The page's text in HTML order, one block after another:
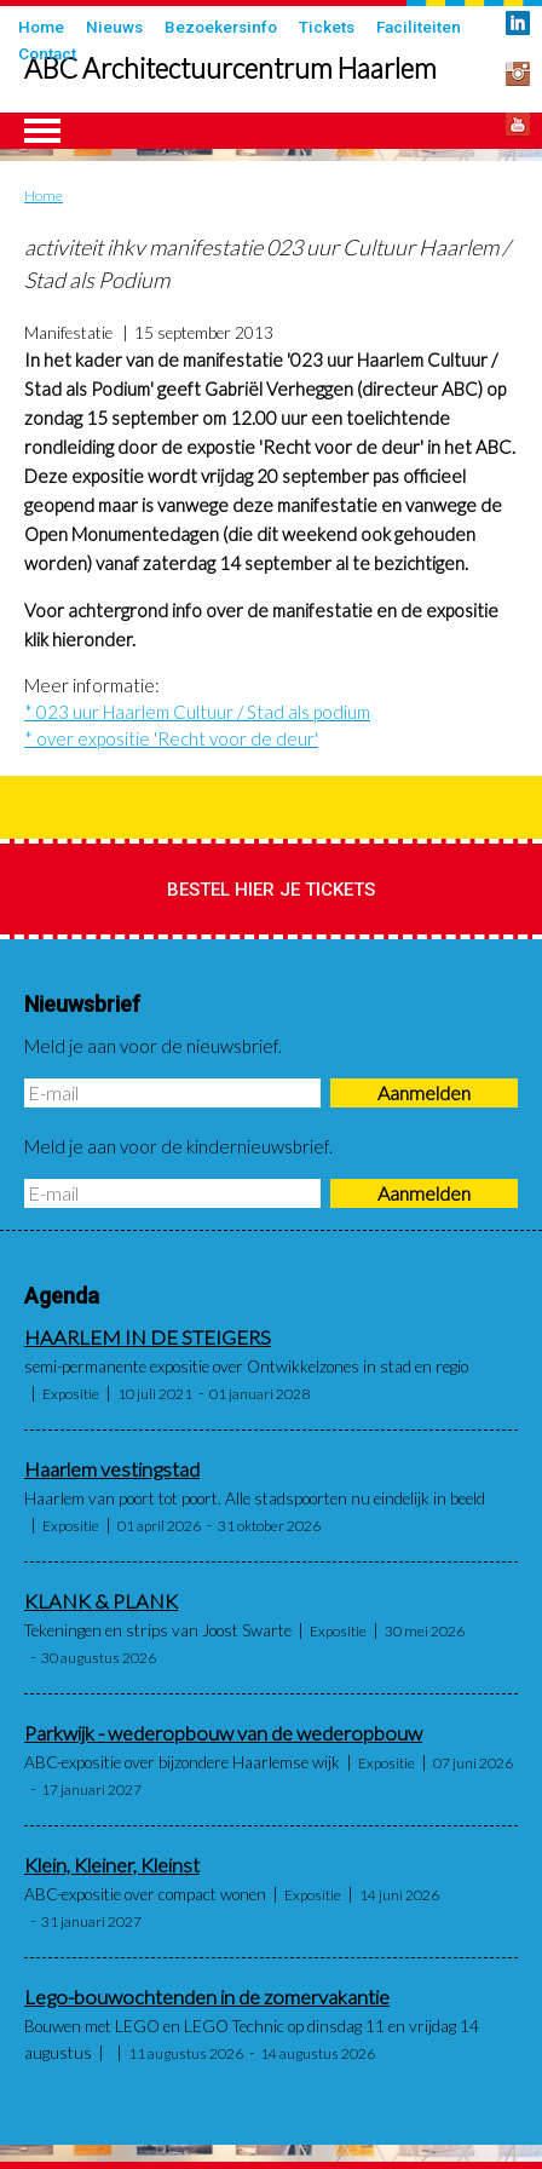
Overslaan
en
naar
inhoud
gaan
Submenu
Home Nieuws Bezoekersinfo Tickets
Faciliteiten
Contact
ABC Architectuurcentrum Haarlem
Kruimelpad
Home
activiteit ihkv manifestatie 023 uur Cultuur Haarlem /
Stad als Podium
Manifestatie 15 september 2013
In het kader van de manifestatie '023 uur Haarlem Cultuur /
Stad als Podium' geeft Gabriël Verheggen (directeur ABC) op
zondag 15 september om 12.00 uur een toelichtende
rondleiding door de expostie 'Recht voor de deur' in het ABC.
Deze expositie wordt vrijdag 20 september pas officieel
geopend maar is vanwege deze manifestatie en vanwege de
Open Monumentedagen (die dit weekend ook gehouden
worden) vanaf zaterdag 14 september al te bezichtigen.
Voor achtergrond info over de manifestatie en de expositie
klik hieronder.
Meer informatie:
* 023 uur Haarlem Cultuur / Stad als podium
* over expositie 'Recht voor de deur'
BESTEL HIER JE TICKETS
Nieuwsbrief
Meld je aan voor de nieuwsbrief.
Meld je aan voor de kindernieuwsbrief.
Agenda
HAARLEM IN DE STEIGERS
semi-permanente expositie over Ontwikkelzones in stad en regio
Expositie 10 juli 2021 01 januari 2028
Haarlem vestingstad
Haarlem van poort tot poort. Alle stadspoorten nu eindelijk in beeld
Expositie 01 april 2026 31 oktober 2026
KLANK & PLANK
Tekeningen en strips van Joost Swarte Expositie
30 mei 2026
30 augustus 2026
Parkwijk - wederopbouw van de wederopbouw
ABC-expositie over bijzondere Haarlemse wijk Expositie
07 juni 2026
17 januari 2027
Klein, Kleiner, Kleinst
ABC-expositie over compact wonen Expositie
14 juni 2026
31 januari 2027
Lego-bouwochtenden in de zomervakantie
Bouwen met LEGO en LEGO Technic op dinsdag 11 en vrijdag 14
augustus
11 augustus 2026 14 augustus 2026